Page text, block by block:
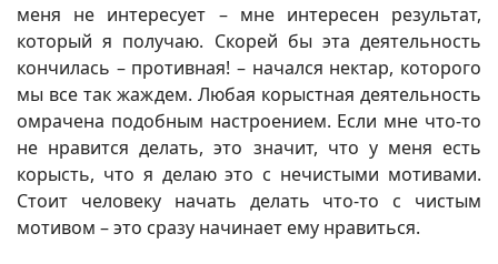
меня не интересует – мне интересен результат,
который я получаю. Скорей бы эта деятельность
кончилась – противная! – начался нектар, которого
мы все так жаждем. Любая корыстная деятельность
омрачена подобным настроением. Если мне что-то
не нравится делать, это значит, что у меня есть
корысть, что я делаю это с нечистыми мотивами.
Стоит человеку начать делать что-то с чистым
мотивом – это сразу начинает ему нравиться.